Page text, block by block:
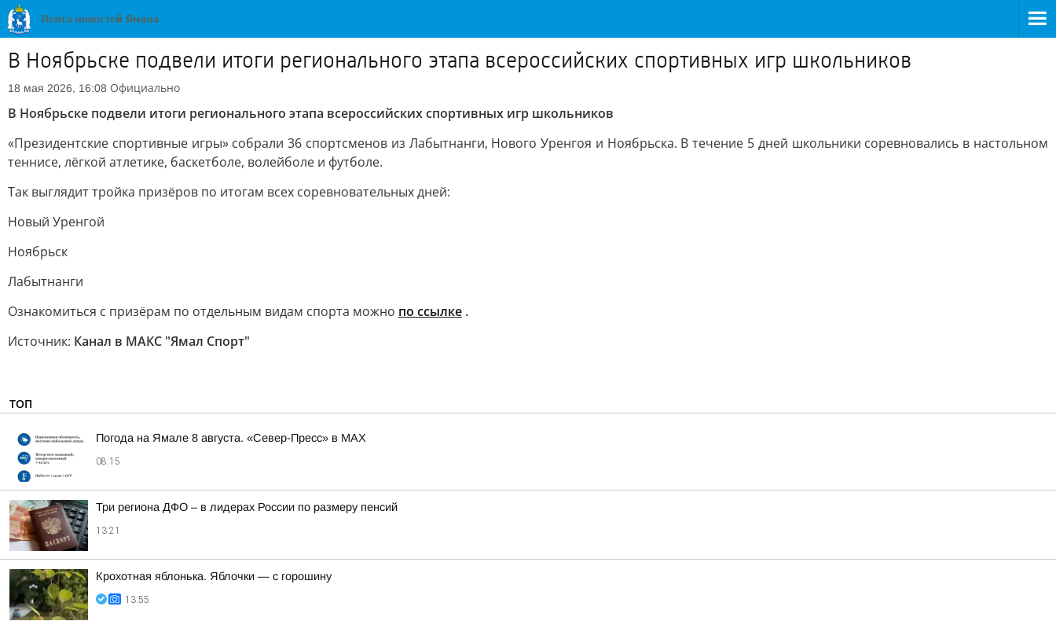
В Ноябрьске подвели итоги регионального этапа всероссийских спортивных игр школьников
18 мая 2026, 16:08 Официально
В Ноябрьске подвели итоги регионального этапа всероссийских спортивных игр школьников
«Президентские спортивные игры» собрали 36 спортсменов из Лабытнанги, Нового Уренгоя и Ноябрьска. В течение 5 дней школьники соревновались в настольном
теннисе, лёгкой атлетике, баскетболе, волейболе и футболе.
Так выглядит тройка призёров по итогам всех соревновательных дней:
Новый Уренгой
Ноябрьск
Лабытнанги
Ознакомиться с призёрам по отдельным видам спорта можно по ссылке .
Источник: Канал в МАКС "Ямал Спорт"
ТОП
Погода на Ямале 8 августа. «Север-Пресс» в MAX
08:15
Три региона ДФО – в лидерах России по размеру пенсий
13:21
Крохотная яблонька. Яблочки — с горошину
13:55